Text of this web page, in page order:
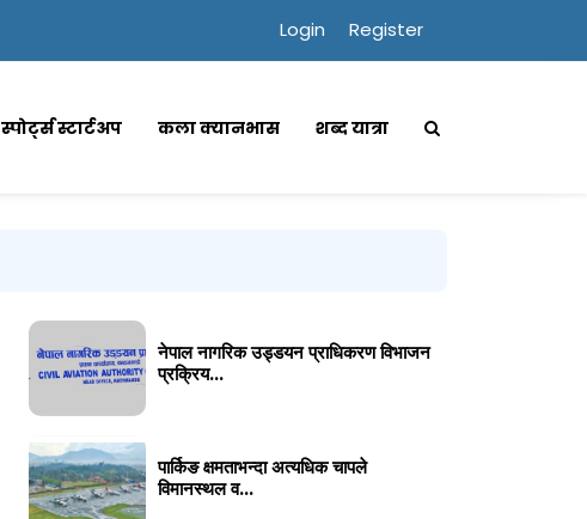
Login Register
स्पोर्ट्स स्टार्टअप कला क्यानभास शब्द यात्रा
नेपाल नागरिक उड्डयन प्राधिकरण विभाजन
प्रक्रिय...
पार्किङ क्षमताभन्दा अत्यधिक चापले
विमानस्थल व...